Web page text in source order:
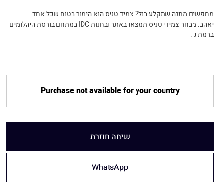
מחפשים מתנה שתקלע בול? צמיד טניס הוא הימור בטוח שכל אחד
יאהב. מבחר צמידי טניס תמצאו באתר ובחנות IDC במתחם בורסת היהלומים
ברמת גן.
Purchase not available for your country
שיחה חוזרת
WhatsApp